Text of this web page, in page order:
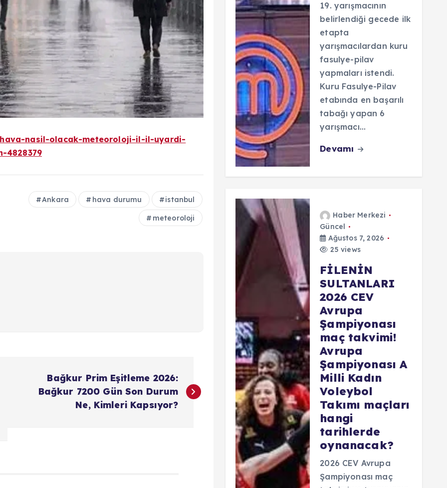
nasil-olacak-meteoroloji-il-il-uyardi-
4828379
Ankara hava durumu istanbul
meteoroloji
Bağkur Prim Eşitleme 2026:
Bağkur 7200 Gün Son Durum
Ne, Kimleri Kapsıyor?
19. yarışmacının
belirlendiği gecede ilk
etapta
yarışmacılardan kuru
fasulye-pilav
yapmaları istendi.
Kuru Fasulye-Pilav
etabında en başarılı
tabağı yapan 6
yarışmacı…
Devamı
Haber Merkezi
Güncel
Ağustos 7, 2026
25 views
FİLENİN
SULTANLARI
2026 CEV
Avrupa
Şampiyonası
maç takvimi!
Avrupa
Şampiyonası A
Milli Kadın
Voleybol
Takımı maçları
hangi
tarihlerde
oynanacak?
2026 CEV Avrupa
Şampiyonası maç